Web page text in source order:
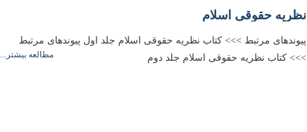
نظریه حقوقی اسلام
پیوندهای مرتبط >>> کتاب نظریه حقوقی اسلام جلد اول پیوندهای مرتبط
>>> کتاب نظریه حقوقی اسلام جلد دوم
مطالعه بیشتر...